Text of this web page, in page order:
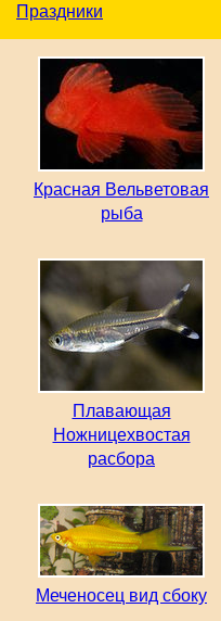
Праздники
Красная Вельветовая
рыба
Плавающая
Ножницехвостая
расбора
Меченосец вид сбоку